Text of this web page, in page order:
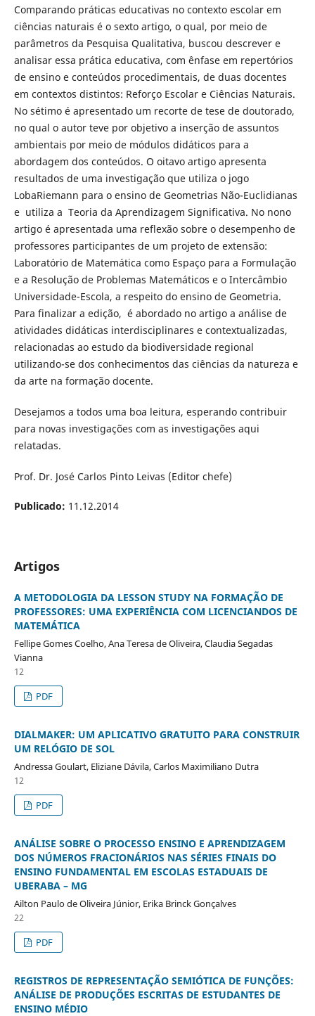
Comparando práticas educativas no contexto escolar em
ciências naturais é o sexto artigo, o qual, por meio de
parâmetros da Pesquisa Qualitativa, buscou descrever e
analisar essa prática educativa, com ênfase em repertórios
de ensino e conteúdos procedimentais, de duas docentes
em contextos distintos: Reforço Escolar e Ciências Naturais.
No sétimo é apresentado um recorte de tese de doutorado,
no qual o autor teve por objetivo a inserção de assuntos
ambientais por meio de módulos didáticos para a
abordagem dos conteúdos. O oitavo artigo apresenta
resultados de uma investigação que utiliza o jogo
LobaRiemann para o ensino de Geometrias Não-Euclidianas
e utiliza a Teoria da Aprendizagem Significativa. No nono
artigo é apresentada uma reflexão sobre o desempenho de
professores participantes de um projeto de extensão:
Laboratório de Matemática como Espaço para a Formulação
e a Resolução de Problemas Matemáticos e o Intercâmbio
Universidade-Escola, a respeito do ensino de Geometria.
Para finalizar a edição, é abordado no artigo a análise de
atividades didáticas interdisciplinares e contextualizadas,
relacionadas ao estudo da biodiversidade regional
utilizando-se dos conhecimentos das ciências da natureza e
da arte na formação docente.
Desejamos a todos uma boa leitura, esperando contribuir
para novas investigações com as investigações aqui
relatadas.
Prof. Dr. José Carlos Pinto Leivas (Editor chefe)
Publicado: 11.12.2014
Artigos
A METODOLOGIA DA LESSON STUDY NA FORMAÇÃO DE
PROFESSORES: UMA EXPERIÊNCIA COM LICENCIANDOS DE
MATEMÁTICA
Fellipe Gomes Coelho, Ana Teresa de Oliveira, Claudia Segadas
Vianna
12
PDF
DIALMAKER: UM APLICATIVO GRATUITO PARA CONSTRUIR
UM RELÓGIO DE SOL
Andressa Goulart, Eliziane Dávila, Carlos Maximiliano Dutra
12
PDF
ANÁLISE SOBRE O PROCESSO ENSINO E APRENDIZAGEM
DOS NÚMEROS FRACIONÁRIOS NAS SÉRIES FINAIS DO
ENSINO FUNDAMENTAL EM ESCOLAS ESTADUAIS DE
UBERABA – MG
Ailton Paulo de Oliveira Júnior, Erika Brinck Gonçalves
22
PDF
REGISTROS DE REPRESENTAÇÃO SEMIÓTICA DE FUNÇÕES:
ANÁLISE DE PRODUÇÕES ESCRITAS DE ESTUDANTES DE
ENSINO MÉDIO